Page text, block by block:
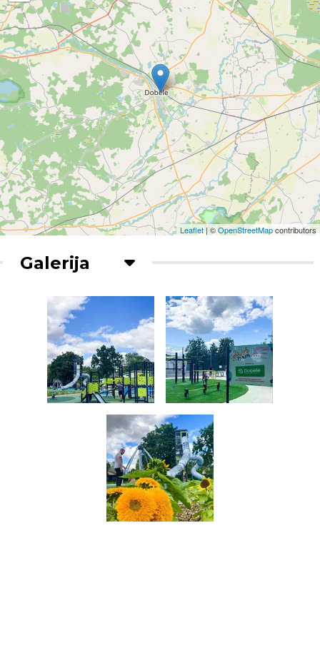
Leaflet| ©OpenStreetMapcontributors
Galerija